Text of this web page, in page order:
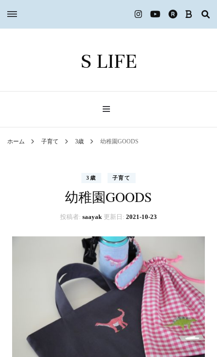
S LIFE
ホーム 子育て 3歳 幼稚園GOODS
3歳 子育て
幼稚園GOODS
投稿者: saayak 更新日: 2021-10-23